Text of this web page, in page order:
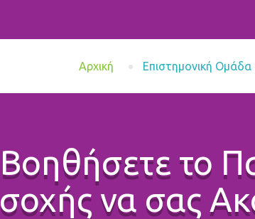
Aρχική Επιστημονική Ομάδα
Βοηθήσετε το
να σας